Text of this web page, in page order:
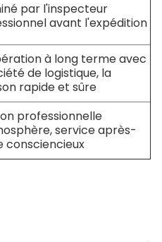
par l'inspecteur
avant l'expédition
à long terme avec
de logistique, la
rapide et sûre
professionnelle
service après-
consciencieux